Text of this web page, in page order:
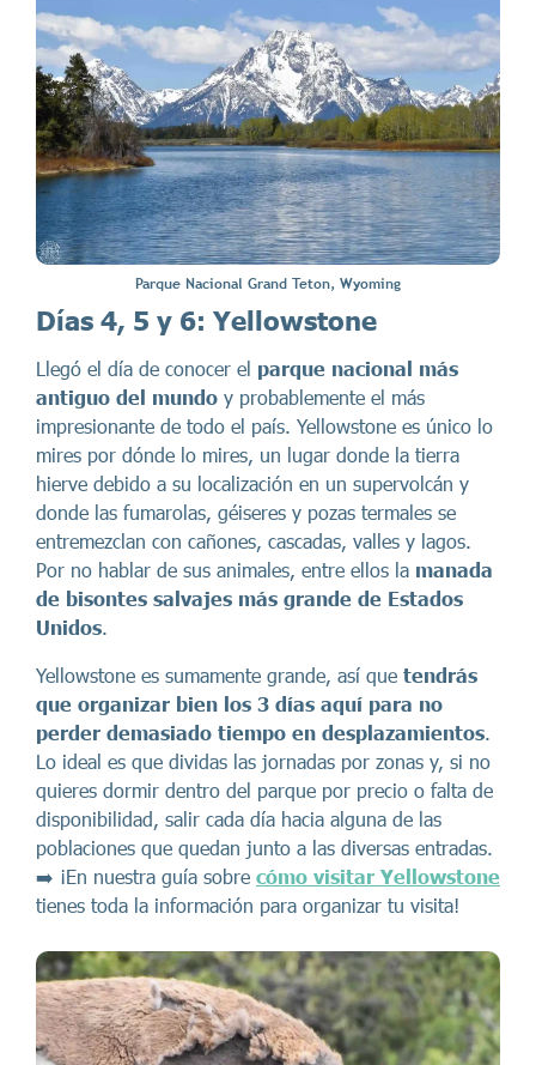
Parque Nacional Grand Teton, Wyoming
Días 4, 5 y 6: Yellowstone
Llegó el día de conocer el parque nacional más
antiguo del mundo y probablemente el más
impresionante de todo el país. Yellowstone es único lo
mires por dónde lo mires, un lugar donde la tierra
hierve debido a su localización en un supervolcán y
donde las fumarolas, géiseres y pozas termales se
entremezclan con cañones, cascadas, valles y lagos.
Por no hablar de sus animales, entre ellos la manada
de bisontes salvajes más grande de Estados
Unidos
Yellowstone es sumamente grande, así que tendrás
que organizar bien los 3 días aquí para no
perder demasiado tiempo en desplazamientos
Lo ideal es que dividas las jornadas por zonas y, si no
quieres dormir dentro del parque por precio o falta de
disponibilidad, salir cada día hacia alguna de las
poblaciones que quedan junto a las diversas entradas.
➡️ ¡En nuestra guía sobre cómo visitar Yellowstone
tienes toda la información para organizar tu visita!